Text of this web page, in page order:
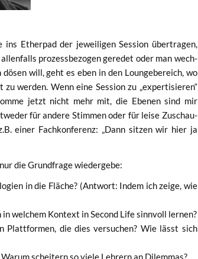
Ether­pad der jewei­li­gen Ses­si­on über­tra­gen,
pro­zess­be­zo­gen gere­det oder man wech­
will, geht es eben in den Loun­ge­be­reich, wo
wer­den. Wenn eine Ses­si­on zu „exper­ti­sie­ren“
jetzt nicht mehr mit, die Ebe­nen sind mir
für ande­re Stim­men oder für lei­se Zuschau­
einer Fach­kon­fe­renz: „Dann sit­zen wir hier ja
die Grund­fra­ge wiedergebe:
in die Flä­che? (Ant­wort: Indem ich zei­ge, wie
wel­chem Kon­text in Second Life sinn­voll lernen?
Platt­for­men, die dies ver­su­chen? Wie lässt sich
schei­tern so vie­le Leh­rern an Dilemmas?